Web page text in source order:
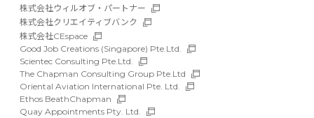
株式会社ウィルオブ・パートナー
株式会社クリエイティブバンク
株式会社CEspace
Good Job Creations (Singapore) Pte.Ltd.
Scientec Consulting Pte.Ltd.
The Chapman Consulting Group Pte.Ltd
Oriental Aviation International Pte. Ltd.
Ethos BeathChapman
Quay Appointments Pty. Ltd.